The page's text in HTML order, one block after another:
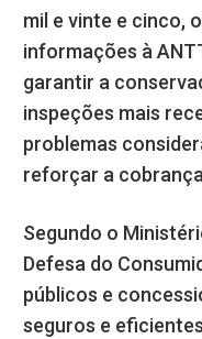
mil e vinte e cinco,
informações à
garantir a
inspeções mais
problemas
reforçar a
Segundo o
Defesa do
públicos e
seguros e